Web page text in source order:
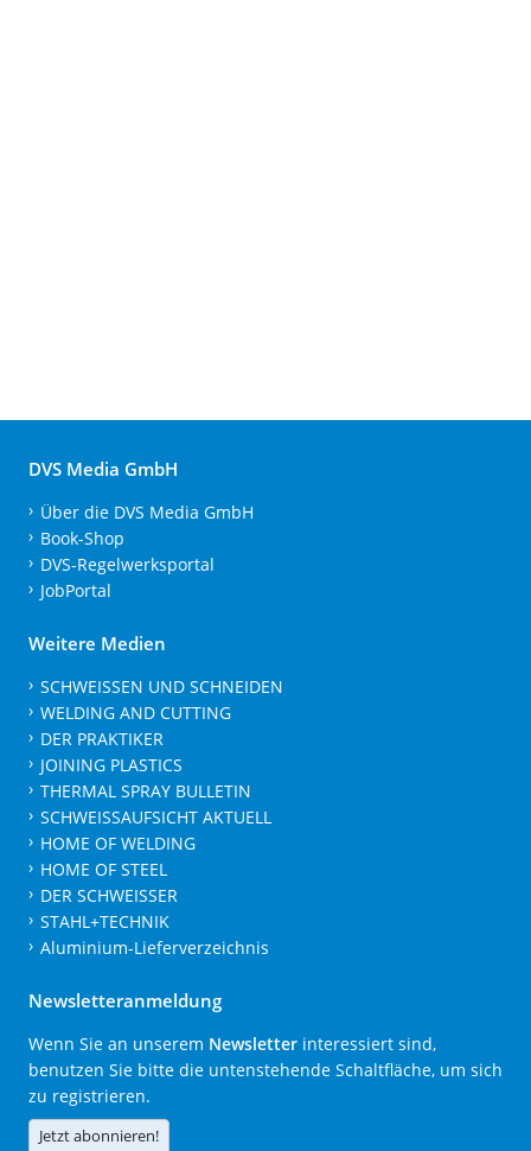
DVS Media GmbH
Über die DVS Media GmbH
Book-Shop
DVS-Regelwerksportal
JobPortal
Weitere Medien
SCHWEISSEN UND SCHNEIDEN
WELDING AND CUTTING
DER PRAKTIKER
JOINING PLASTICS
THERMAL SPRAY BULLETIN
SCHWEISSAUFSICHT AKTUELL
HOME OF WELDING
HOME OF STEEL
DER SCHWEISSER
STAHL+TECHNIK
Aluminium-Lieferverzeichnis
Newsletteranmeldung
Wenn Sie an unserem Newsletter interessiert sind,
benutzen Sie bitte die untenstehende Schaltfläche, um sich
zu registrieren.
Jetzt abonnieren!